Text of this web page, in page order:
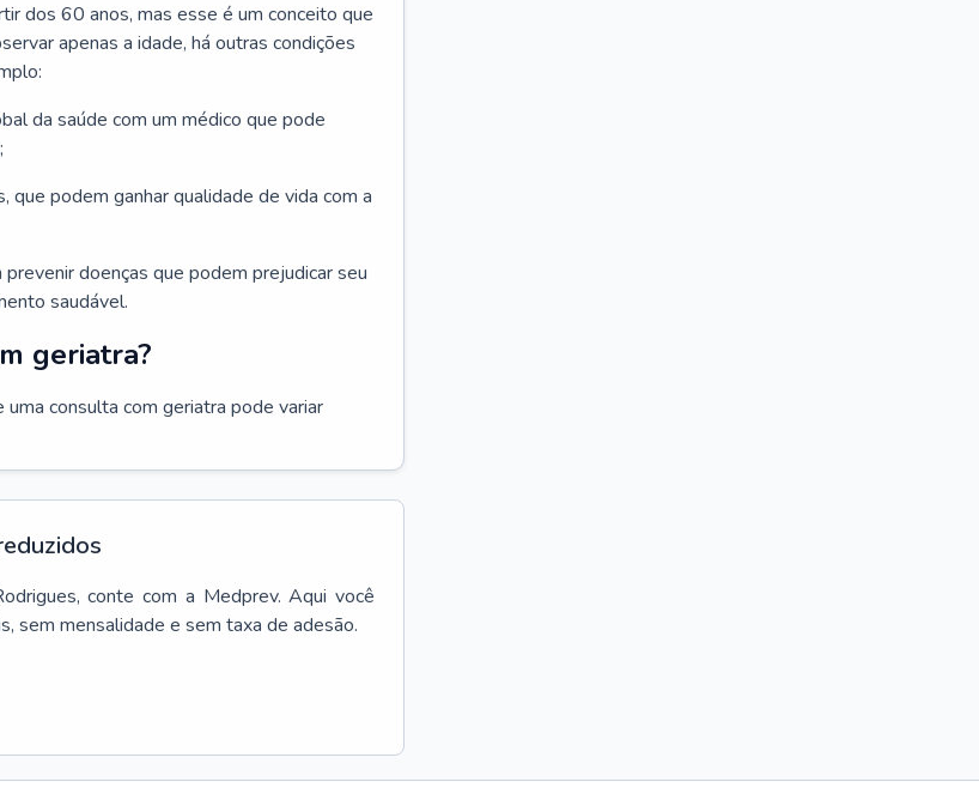
dos 60 anos, mas esse é um conceito que
apenas a idade, há outras condições
da saúde com um médico que pode
podem ganhar qualidade de vida com a
doenças que podem prejudicar seu
saudável.
geriatra?
consulta com geriatra pode variar
, conte com a Medprev. Aqui você
sem mensalidade e sem taxa de adesão.